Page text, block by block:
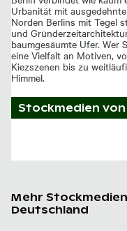
Urbanität mit
Norden Berlins mit Tegel
und
baumgesäumte Ufer.
eine Vielfalt an Motiven,
Kiezszenen bis zu
Himmel.
Stockmedien von
Mehr
Deutschland